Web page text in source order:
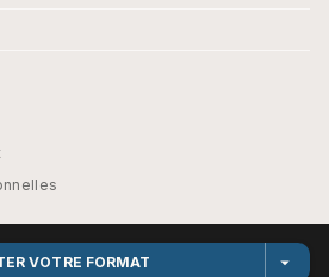
VOTRE FORMAT arrow_drop_down